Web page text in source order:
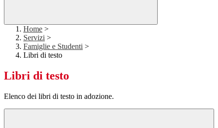
Home >
Servizi >
Famiglie e Studenti >
Libri di testo
Libri di testo
Elenco dei libri di testo in adozione.